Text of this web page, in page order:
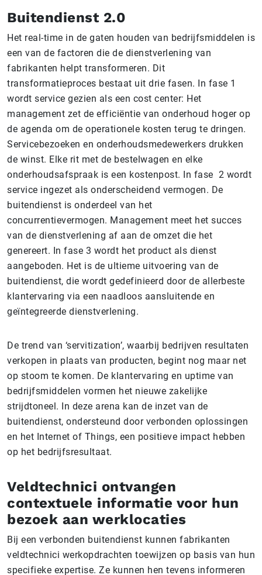
Buitendienst 2.0
Het real-time in de gaten houden van bedrijfsmiddelen is
een van de factoren die de dienstverlening van
fabrikanten helpt transformeren. Dit
transformatieproces bestaat uit drie fasen. In fase 1
wordt service gezien als een cost center: Het
management zet de efficiëntie van onderhoud hoger op
de agenda om de operationele kosten terug te dringen.
Servicebezoeken en onderhoudsmedewerkers drukken
de winst. Elke rit met de bestelwagen en elke
onderhoudsafspraak is een kostenpost. In fase 2 wordt
service ingezet als onderscheidend vermogen. De
buitendienst is onderdeel van het
concurrentievermogen. Management meet het succes
van de dienstverlening af aan de omzet die het
genereert. In fase 3 wordt het product als dienst
aangeboden. Het is de ultieme uitvoering van de
buitendienst, die wordt gedefinieerd door de allerbeste
klantervaring via een naadloos aansluitende en
geïntegreerde dienstverlening.
De trend van ‘servitization’, waarbij bedrijven resultaten
verkopen in plaats van producten, begint nog maar net
op stoom te komen. De klantervaring en uptime van
bedrijfsmiddelen vormen het nieuwe zakelijke
strijdtoneel. In deze arena kan de inzet van de
buitendienst, ondersteund door verbonden oplossingen
en het Internet of Things, een positieve impact hebben
op het bedrijfsresultaat.
Veldtechnici ontvangen
contextuele informatie voor hun
bezoek aan werklocaties
Bij een verbonden buitendienst kunnen fabrikanten
veldtechnici werkopdrachten toewijzen op basis van hun
specifieke expertise. Ze kunnen hen tevens informeren